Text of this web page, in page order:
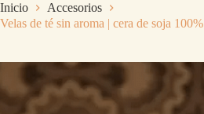
Inicio
Accesorios
Velas de té sin aroma | cera de soja 100%